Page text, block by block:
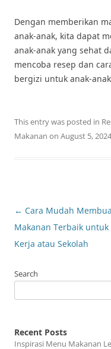
Dengan memberikan
anak-anak, kita dapat
anak-anak yang sehat
mencoba resep dan
bergizi untuk anak-
This entry was posted in
Makanan on August 5, 2024
Post
navigation
← Cara Mudah
Makanan Terbaik untuk
Kerja atau Sekolah
Search
Recent Posts
Inspirasi Menu Makanan